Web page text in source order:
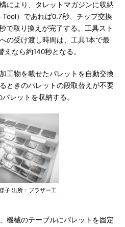
により、タレットマガジンに収納
）であれば0.7秒、チップ交換
で取り換えが完了する。工具スト
の受け渡し時間は、工具1本で最
なら約140秒となる。
工物を載せたパレットを自動交換
ときのパレットの段取替えが不要
レットを収納する。
子 出所：ブラザー工
機械のテーブルにパレットを固定